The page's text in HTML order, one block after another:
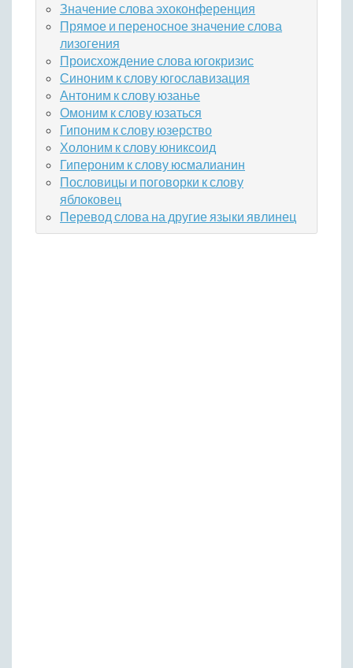
Значение слова эхоконференция
Прямое и переносное значение слова
лизогения
Происхождение слова югокризис
Синоним к слову югославизация
Антоним к слову юзанье
Омоним к слову юзаться
Гипоним к слову юзерство
Холоним к слову юниксоид
Гипероним к слову юсмалианин
Пословицы и поговорки к слову
яблоковец
Перевод слова на другие языки явлинец